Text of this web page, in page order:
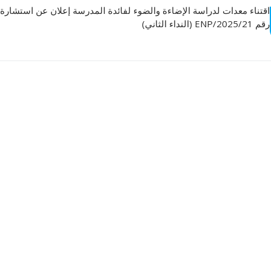
الأقــســــام الـتـحــضـيـريـــة
البرنامج الدراسي
اقتناء معدات لدراسة الإضاءة والضوء لفائدة المدرسة إعلان عن استشارة
رقم 21/ENP/2025 (النداء الثاني)